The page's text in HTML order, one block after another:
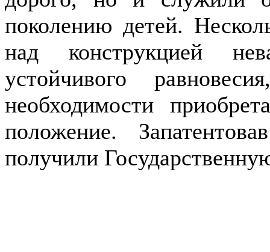
поколению детей.
над конструкцией
устойчивого
необходимости
положение.
получили